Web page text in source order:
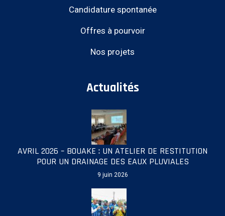
Candidature spontanée
Offres à pourvoir
Nos projets
Actualités
AVRIL 2026 – BOUAKE : UN ATELIER DE RESTITUTION
POUR UN DRAINAGE DES EAUX PLUVIALES
9 juin 2026